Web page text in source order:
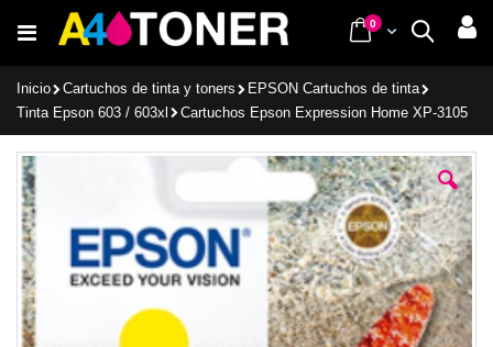
al
Buscar
Cart
0items
Inicio Cartuchos de tinta y toners
EPSON Cartuchos de tinta
Tinta Epson 603 / 603xl
Cartuchos Epson Expression Home XP-3105
Saltar
al
final
de
la
galería
de
imágenes